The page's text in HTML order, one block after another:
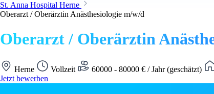
St. Anna Hospital Herne
Oberarzt / Oberärztin Anästhesiologie m/w/d
Oberarzt / Oberärztin
Herne Vollzeit 60000 - 80000 € / Jahr (geschätzt)
Jetzt bewerben